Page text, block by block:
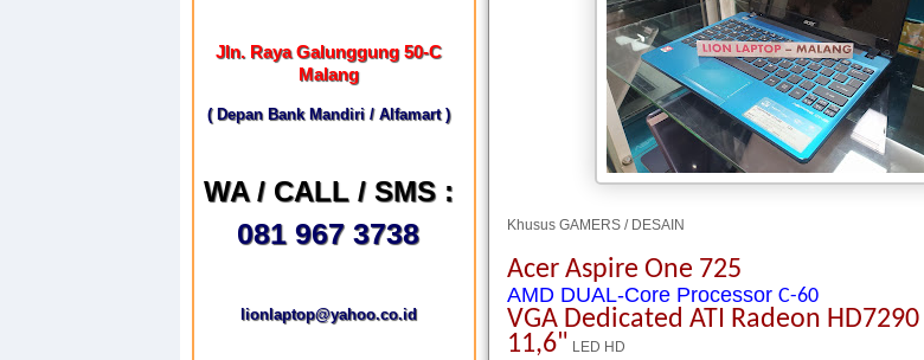
Jln. Raya Galunggung 50-C
Malang
( Depan Bank Mandiri / Alfamart )
WA / CALL / SMS :
081 967 3738
lionlaptop@yahoo.co.id
Khusus GAMERS / DESAIN
Acer Aspire One 725
AMD DUAL-Core Processor C-60
VGA Dedicated ATI Radeon HD7290
11,6" LED HD